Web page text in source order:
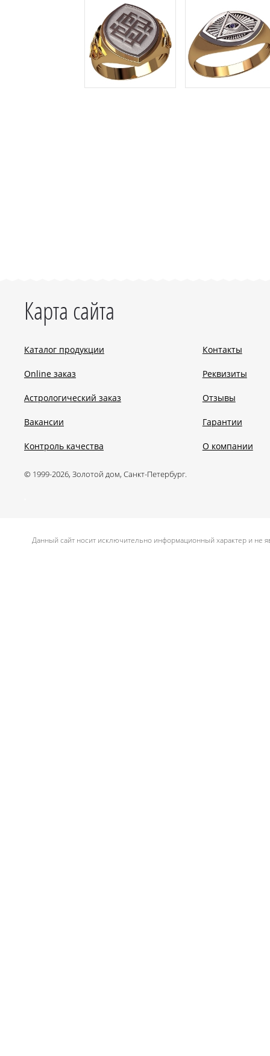
Карта сайта
Каталог продукции
Online заказ
Астрологический заказ
Вакансии
Контроль качества
Контакты
Реквизиты
Отзывы
Гарантии
О компании
© 1999-2026, Золотой дом, Санкт-Петербург.
Данный сайт носит исключительно информационный характер и не